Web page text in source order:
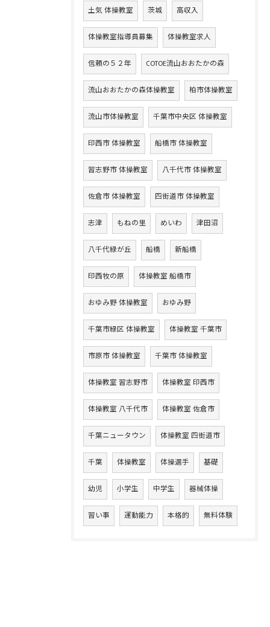
土気 体操教室 茨城 高収入
体操教室指導員募集 体操教室求人
信頼の５２年 COTOE流山おおたかの森
流山おおたかの森体操教室 柏市体操教室
流山市体操教室 千葉市中央区 体操教室
印西市 体操教室 船橋市 体操教室
習志野市 体操教室 八千代市 体操教室
佐倉市 体操教室 四街道市 体操教室
志津 もねの里 めいわ 津田沼
八千代緑が丘 船橋 新船橋
印西牧の原 体操教室 船橋市
おゆみ野 体操教室 おゆみ野
千葉市緑区 体操教室 体操教室 千葉市
市原市 体操教室 千葉市 体操教室
体操教室 習志野市 体操教室 印西市
体操教室 八千代市 体操教室 佐倉市
千葉ニュータウン 体操教室 四街道市
千葉 体操教室 体操選手 基礎
幼児 小学生 中学生 器械体操
習い事 運動能力 本格的 無料体験